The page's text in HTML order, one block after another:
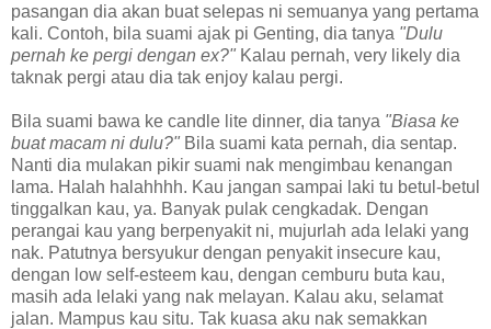
pasangan dia akan buat selepas ni semuanya yang pertama
kali. Contoh, bila suami ajak pi Genting, dia tanya "Dulu
pernah ke pergi dengan ex?" Kalau pernah, very likely dia
taknak pergi atau dia tak enjoy kalau pergi.
Bila suami bawa ke candle lite dinner, dia tanya "Biasa ke
buat macam ni dulu?" Bila suami kata pernah, dia sentap.
Nanti dia mulakan pikir suami nak mengimbau kenangan
lama. Halah halahhhh. Kau jangan sampai laki tu betul-betul
tinggalkan kau, ya. Banyak pulak cengkadak. Dengan
perangai kau yang berpenyakit ni, mujurlah ada lelaki yang
nak. Patutnya bersyukur dengan penyakit insecure kau,
dengan low self-esteem kau, dengan cemburu buta kau,
masih ada lelaki yang nak melayan. Kalau aku, selamat
jalan. Mampus kau situ. Tak kuasa aku nak semakkan